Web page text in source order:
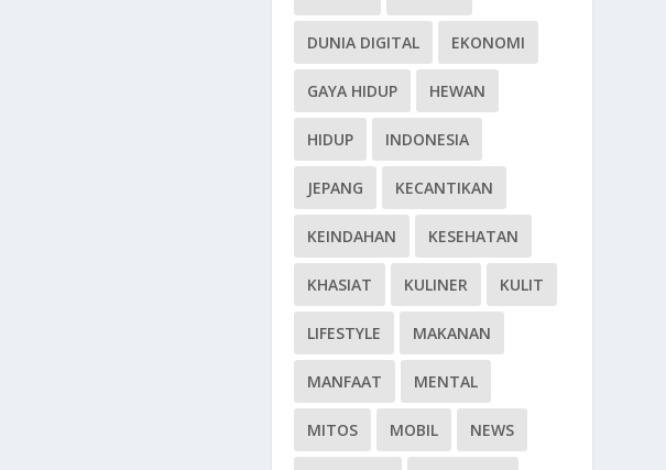
DUNIA DIGITAL EKONOMI
GAYA HIDUP HEWAN
HIDUP INDONESIA
JEPANG KECANTIKAN
KEINDAHAN KESEHATAN
KHASIAT KULINER KULIT
LIFESTYLE MAKANAN
MANFAAT MENTAL
MITOS MOBIL NEWS